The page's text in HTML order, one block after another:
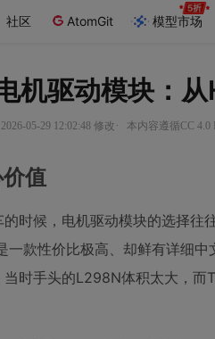
社区 AtomGit 模型市场
机驱动模块：
05-29 12:02:48 修改 · 本内容遵循CC 4.0
值
时候，电机驱动模块的选择
一款性价比极高、却鲜有详细
时手头的L298N体积太大，